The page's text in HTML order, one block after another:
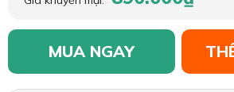
MUA NGAY